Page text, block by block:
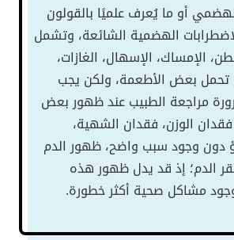
أو ما يُعرف علميًا بالقولون
الهضمية الشائعة، وتشمل
الإمساك، الإسهال، الغازات،
تحمل بعض الأطعمة، ولكن يجب
مراجعة الطبيب عند ظهور بعض
الوزن، فقدان الشهية،
دون وجود سبب واضح، ظهور الدم
الدم؛ إذ قد يدل ظهور هذه
مشاكل صحية أكثر خطورة.